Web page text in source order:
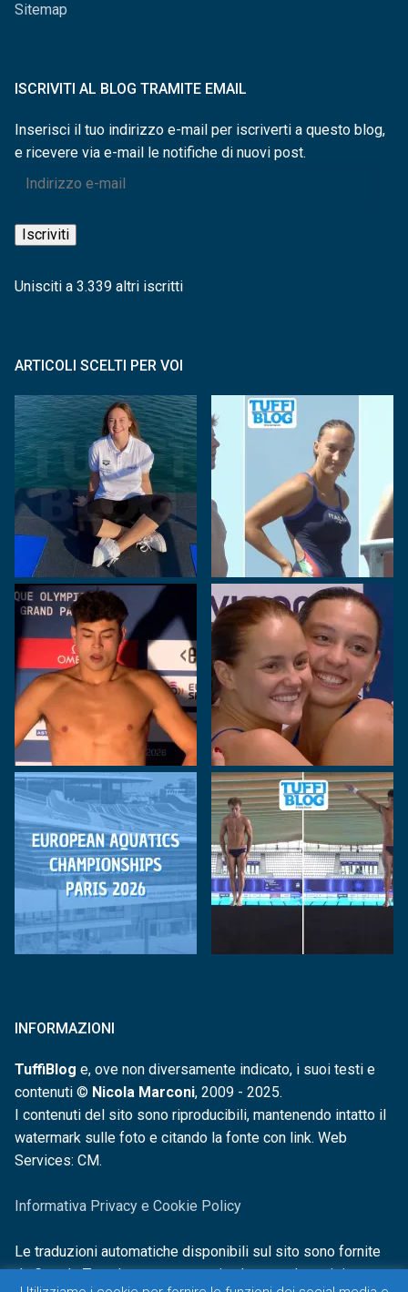
Sitemap
ISCRIVITI AL BLOG TRAMITE EMAIL
Inserisci il tuo indirizzo e-mail per iscriverti a questo blog,
e ricevere via e-mail le notifiche di nuovi post.
Indirizzo
mail
Iscriviti
Unisciti a 3.339 altri iscritti
ARTICOLI SCELTI PER VOI
INFORMAZIONI
TuffiBlog e, ove non diversamente indicato, i suoi testi e
contenuti © Nicola Marconi, 2009 - 2025.
I contenuti del sito sono riproducibili, mantenendo intatto il
watermark sulle foto e citando la fonte con link. Web
Services: CM.
Informativa Privacy e Cookie Policy
Le traduzioni automatiche disponibili sul sito sono fornite
da Google Translate e non sono in alcun modo revisionate o